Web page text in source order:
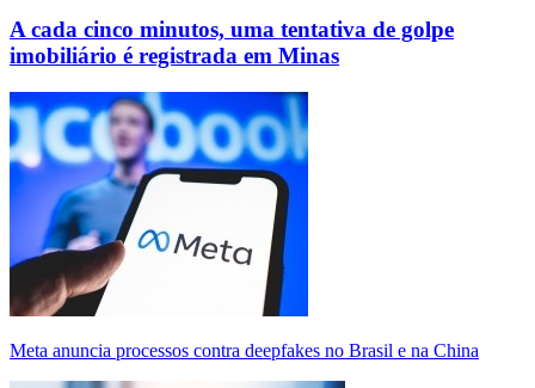
A cada cinco minutos, uma tentativa de golpe
imobiliário é registrada em Minas
Meta anuncia processos contra deepfakes no Brasil e na China